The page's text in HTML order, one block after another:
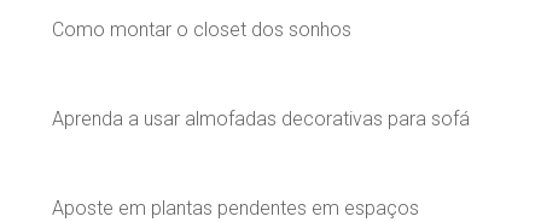
Como montar o closet dos sonhos
Aprenda a usar almofadas decorativas para sofá
Aposte em plantas pendentes em espaços